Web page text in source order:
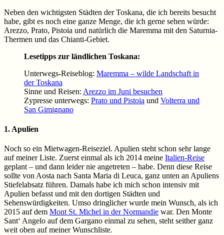
Neben den wichtigsten Städten der Toskana, die ich bereits besucht
habe, gibt es noch eine ganze Menge, die ich gerne sehen würde:
Arezzo, Prato, Pistoia und natürlich die Maremma mit den Saturnia-
Thermen und das Chianti-Gebiet.
Lesetipps zur ländlichen Toskana:
Unterwegs-Reiseblog: Maremma – wilde Landschaft in
der Toskana
Sinne und Reisen: Arezzo im Juni besuchen
Zypresse unterwegs: Prato und Pistoia und Volterra und
San Gimignano
1. Apulien
Noch so ein Mietwagen-Reiseziel. Apulien steht schon sehr lange
auf meiner Liste. Zuerst einmal als ich 2014 meine Italien-Reise
geplant – und dann leider nie angetreten – habe. Denn diese Reise
sollte von Aosta nach Santa Maria di Leuca, ganz unten an Apuliens
Stiefelabsatz führen. Damals habe ich mich schon intensiv mit
Apulien befasst und mit den dortigen Städten und
Sehenswürdigkeiten. Umso dringlicher wurde mein Wunsch, als ich
2015 auf dem Mont St. Michel in der Normandie war. Den Monte
Sant‘ Angelo auf dem Gargano einmal zu sehen, steht seither ganz
weit oben auf meiner Wunschliste.